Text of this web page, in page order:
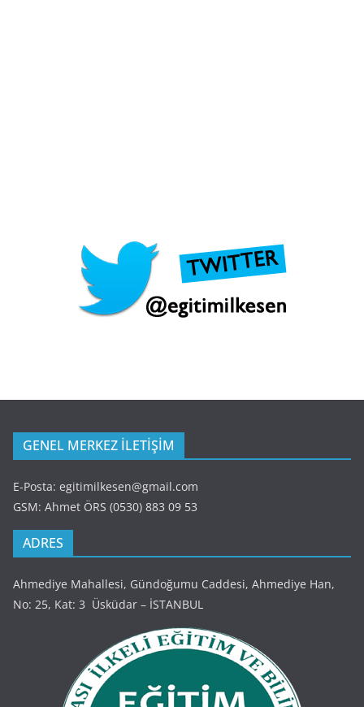
GENEL MERKEZ İLETİŞİM
E-Posta: egitimilkesen@gmail.com
GSM: Ahmet ÖRS (0530) 883 09 53
ADRES
Ahmediye Mahallesi, Gündoğumu Caddesi, Ahmediye Han,
No: 25, Kat: 3 Üsküdar – İSTANBUL